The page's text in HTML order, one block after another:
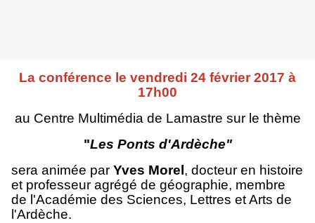
La conférence le vendredi 24 février 2017 à
17h00
au Centre Multimédia de Lamastre sur le thème
"Les Ponts d'Ardèche"
sera animée par Yves Morel , docteur en histoire
et professeur agrégé de géographie, membre
de l'Académie des Sciences, Lettres et Arts de
l'Ardèche.